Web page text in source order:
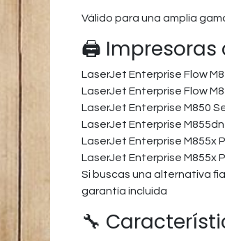
Válido para una amplia
🖨️ Impresoras
LaserJet Enterprise Flow
LaserJet Enterprise Flow
LaserJet Enterprise M850
LaserJet Enterprise M855dn
LaserJet Enterprise M855x
LaserJet Enterprise M855x
Si buscas una alternativa
garantía incluida
🔧